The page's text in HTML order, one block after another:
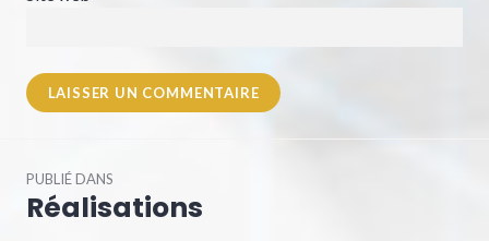
dePUBLIÉ DANS
Réalisations